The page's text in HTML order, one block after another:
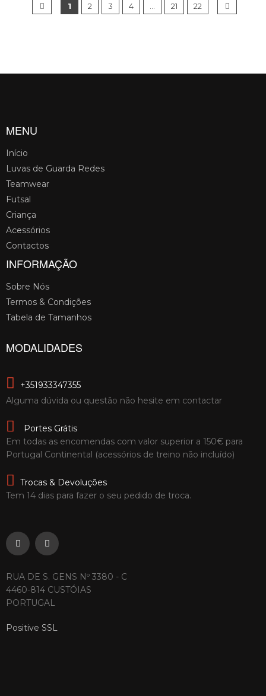
1 2 3 4 21 22
MENU
Início
Luvas de Guarda Redes
Teamwear
Futsal
Criança
Acessórios
Contactos
INFORMAÇÃO
Sobre Nós
Termos & Condições
Tabela de Tamanhos
MODALIDADES
+351933347355
Alguma dúvida ou questão não hesite em contactar
Portes Grátis
Em todas as encomendas com valor superior a 150€ para
Portugal Continental (acessórios de treino não incluído)
Trocas & Devoluções
Tem 14 dias para fazer o seu pedido de troca.
RUA DE S. GENS Nº 3380 - C
4460-814 CUSTÓIAS
PORTUGAL
Positive SSL